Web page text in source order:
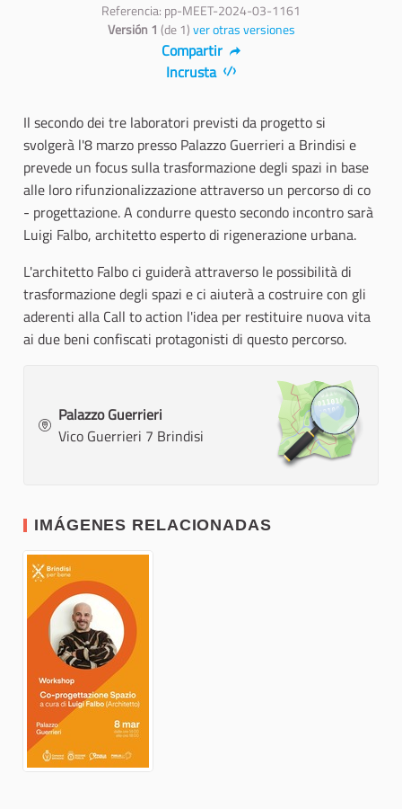
Referencia: pp-MEET-2024-03-1161
Versión 1 (de 1)ver otras versiones
Compartir
Incrusta
Il secondo dei tre laboratori previsti da progetto si
svolgerà l'8 marzo presso Palazzo Guerrieri a Brindisi e
prevede un focus sulla trasformazione degli spazi in base
alle loro rifunzionalizzazione attraverso un percorso di co
- progettazione. A condurre questo secondo incontro sarà
Luigi Falbo, architetto esperto di rigenerazione urbana.
L'architetto Falbo ci guiderà attraverso le possibilità di
trasformazione degli spazi e ci aiuterà a costruire con gli
aderenti alla Call to action l'idea per restituire nuova vita
ai due beni confiscati protagonisti di questo percorso.
Palazzo Guerrieri
Vico Guerrieri 7 Brindisi
IMÁGENES RELACIONADAS